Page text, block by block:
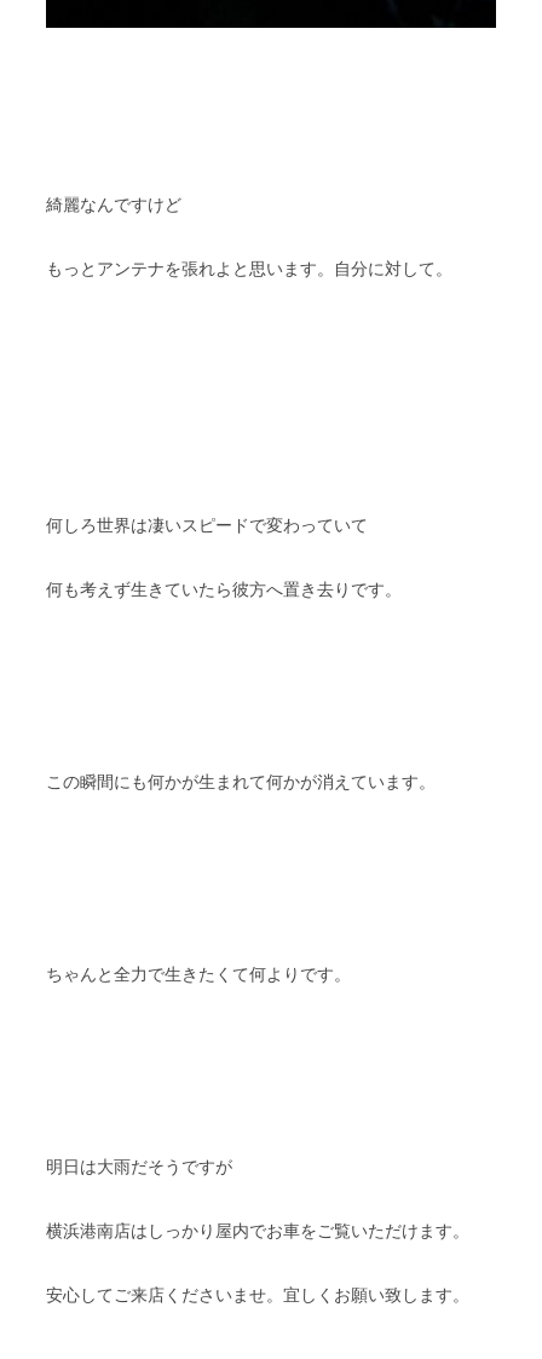
綺麗なんですけど
もっとアンテナを張れよと思います。自分に対して。
何しろ世界は凄いスピードで変わっていて
何も考えず生きていたら彼方へ置き去りです。
この瞬間にも何かが生まれて何かが消えています。
ちゃんと全力で生きたくて何よりです。
明日は大雨だそうですが
横浜港南店はしっかり屋内でお車をご覧いただけます。
安心してご来店くださいませ。宜しくお願い致します。